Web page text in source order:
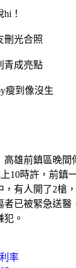
！
刪光合照
青成亮點
瘦到像沒生
高雄前鎮區晚間
10時許，前鎮
有人開了2槍
者已被緊急送醫
。
率